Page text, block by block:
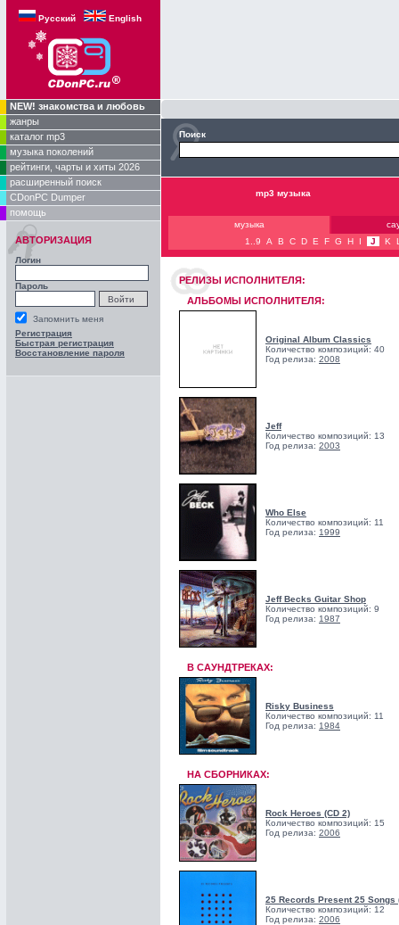
Русский English
NEW! знакомства и любовь
жанры
каталог mp3
музыка поколений
рейтинги, чарты и хиты 2026
расширенный поиск
CDonPC Dumper
помощь
АВТОРИЗАЦИЯ
Логин
Пароль
Запомнить меня
Регистрация
Быстрая регистрация
Восстановление пароля
Поиск
mp3 музыка
музыка
1..9
A B C D E F G H I J K
РЕЛИЗЫ ИCПОЛНИТЕЛЯ:
АЛЬБОМЫ ИСПОЛНИТЕЛЯ:
Original Album Classics
Количество композиций: 40
Год релиза: 2008
Jeff
Количество композиций: 13
Год релиза: 2003
Who Else
Количество композиций: 11
Год релиза: 1999
Jeff Becks Guitar Shop
Количество композиций: 9
Год релиза: 1987
В САУНДТРЕКАХ:
Risky Business
Количество композиций: 11
Год релиза: 1984
НА СБОРНИКАХ:
Rock Heroes (CD 2)
Количество композиций: 15
Год релиза: 2006
25 Records Present 25 Songs
Количество композиций: 12
Год релиза: 2006